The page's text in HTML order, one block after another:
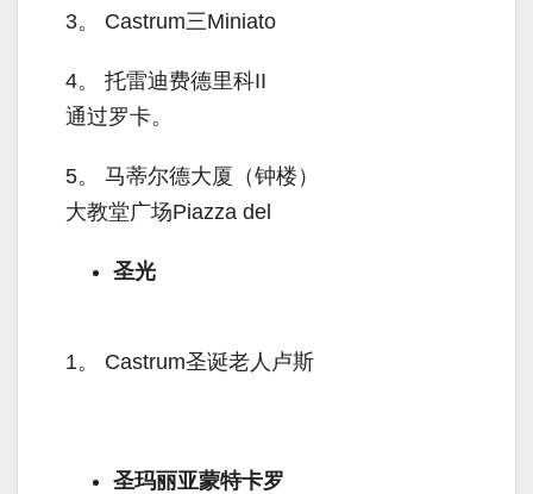
3。 Castrum三Miniato
4。
托雷迪费德里科II
通过罗卡。
5。
马蒂尔德大厦（钟楼）
大教堂广场Piazza del
圣光
1。 Castrum圣诞老人卢斯
圣玛丽亚蒙特卡罗